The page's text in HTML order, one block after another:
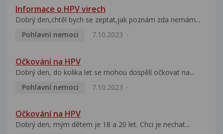
Informace o HPV virech
Dobrý den,chtěl bych se zeptat,jak poznám zda nemám...
Pohlavní nemoci
7.10.2023
Očkování na HPV
Dobrý den, do kolika let se mohou dospělí očkovat na...
Pohlavní nemoci
7.10.2023
Očkování na HPV
Dobrý den, mým dětem je 18 a 20 let. Chci je nechat...